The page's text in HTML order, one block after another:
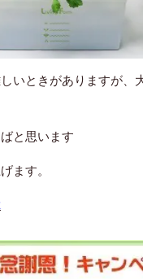
いときがありますが、
と思います
ます。